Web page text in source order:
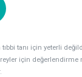
tıbbi tanı için yeterli
için